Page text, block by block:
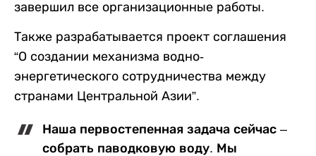
завершил все организационные работы.
Также разрабатывается проект соглашения
“О создании механизма водно-
энергетического сотрудничества между
странами Центральной Азии”.
Наша первостепенная задача сейчас –
собрать паводковую воду. Мы